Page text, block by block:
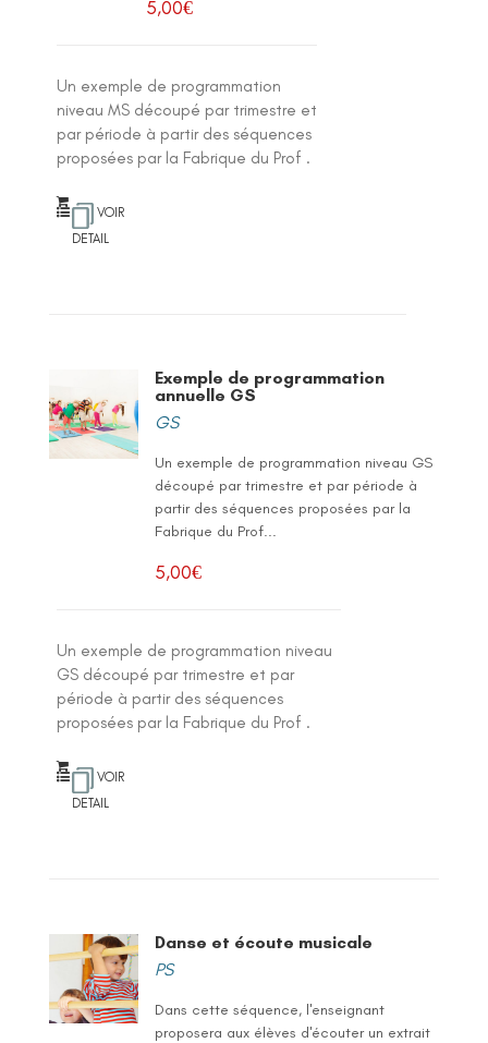
5,00€
Un exemple de programmation
niveau MS découpé par trimestre et
par période à partir des séquences
proposées par la Fabrique du Prof .
VOIR
DETAIL
Exemple de programmation
annuelle GS
GS
Un exemple de programmation niveau GS
découpé par trimestre et par période à
partir des séquences proposées par la
Fabrique du Prof...
5,00€
Un exemple de programmation niveau
GS découpé par trimestre et par
période à partir des séquences
proposées par la Fabrique du Prof .
VOIR
DETAIL
Danse et écoute musicale
PS
Dans cette séquence, l'enseignant
proposera aux élèves d'écouter un extrait